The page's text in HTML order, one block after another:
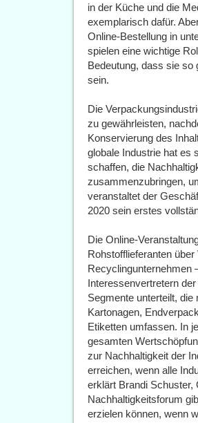
in der Küche und die
exemplarisch dafür.
Online-Bestellung in
spielen eine wichtige
Bedeutung, dass sie so
sein.
Die
zu gewährleisten,
Konservierung des
globale Industrie hat es
schaffen, die
zusammenzubringen,
veranstaltet der
2020 sein erstes
Die Online-
Rohstofflieferanten
Recyclingunternehmen
Interessenvertretern
Segmente unterteilt,
Kartonagen,
Etiketten umfassen. In
gesamten
zur Nachhaltigkeit der
erreichen, wenn alle
erklärt Brandi Schuster,
Nachhaltigkeitsforum
erzielen können, wenn